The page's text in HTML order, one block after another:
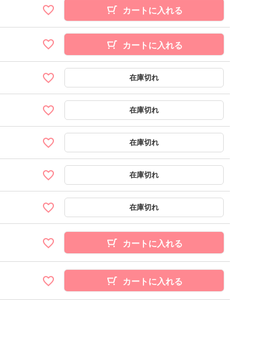
カートに入れる
カートに入れる
カートに入れる
カートに入れる